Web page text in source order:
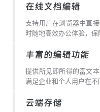
在线文档编辑
支持用户在浏览器中直
时随地高效办公体验，
丰富的编辑功能
提供所见即所得的富文
满足企业和个人用户在
云端存储